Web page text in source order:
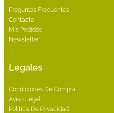
Preguntas Frecuentes
Contacto
Mis Pedidos
Newsletter
Legales
Condiciones De Compra
Aviso Legal
Política De Privacidad